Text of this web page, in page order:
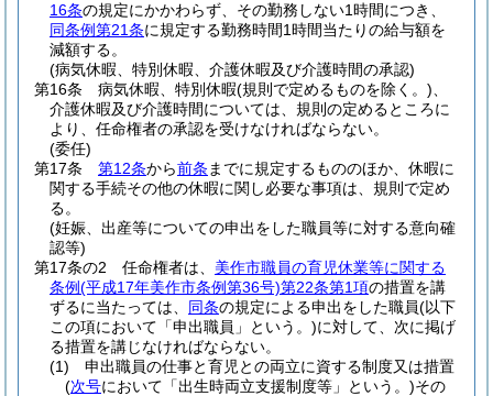
16条の規定にかかわらず、その勤務しない1時間につき、
同条例第21条に規定する勤務時間1時間当たりの給与額を
減額する。
(病気休暇、特別休暇、介護休暇及び介護時間の承認)
第16条
病気休暇、特別休暇(規則で定めるものを除く。)
介護休暇及び介護時間については、規則の定めるところに
より、任命権者の承認を受けなければならない。
(委任)
第17条
第12条から前条 までに規定するもののほか、休暇に
関する手続その他の休暇に関し必要な事項は、規則で定め
る。
(妊娠、出産等についての申出をした職員等に対する意向確
認等)
第17条の2
任命権者は、 美作市職員の育児休業等に関する
条例(平成17年美作市条例第36号)第22条第1項の措置を講
ずるに当たっては、 同条の規定による申出をした職員(以下
この項において「申出職員」という。)に対して、次に掲げ
る措置を講じなければならない。
(1)
申出職員の仕事と育児との両立に資する制度又は措置
(次号において「出生時両立支援制度等」という。)その